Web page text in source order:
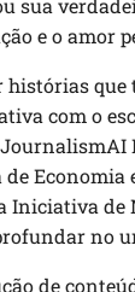
sua
e o amor
que
com o
Economia
Iniciativa de
no
de